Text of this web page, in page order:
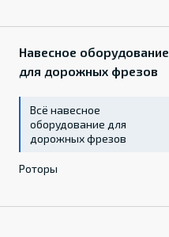
Навесное оборудование
для дорожных фрезов
Всё навесное
оборудование для
дорожных фрезов
Роторы